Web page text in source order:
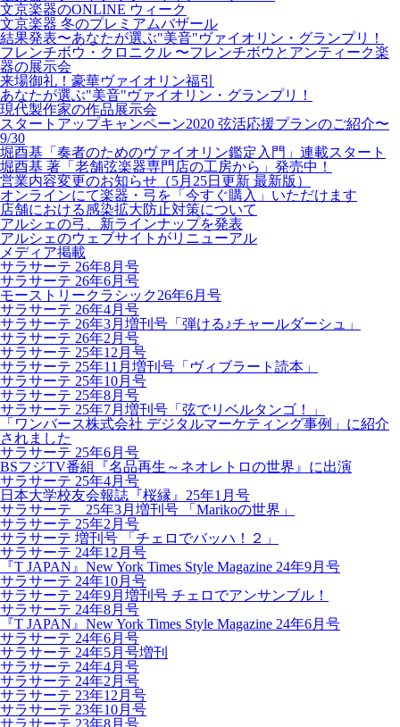
文京楽器のONLINE ウィーク
文京楽器 冬のプレミアムバザール
結果発表〜あなたが選ぶ"美音"ヴァイオリン・グランプリ！
フレンチボウ・クロニクル 〜フレンチボウとアンティーク楽
器の展示会
来場御礼！豪華ヴァイオリン福引
あなたが選ぶ"美音"ヴァイオリン・グランプリ！
現代製作家の作品展示会
スタートアップキャンペーン2020 弦活応援プランのご紹介〜
9/30
堀酉基「奏者のためのヴァイオリン鑑定入門」連載スタート
堀酉基 著「老舗弦楽器専門店の工房から」発売中！
営業内容変更のお知らせ（5月25日更新 最新版）
オンラインにて楽器・弓を「今すぐ購入」いただけます
店舗における感染拡大防止対策について
アルシェの弓、新ラインナップを発表
アルシェのウェブサイトがリニューアル
メディア掲載
サラサーテ 26年8月号
サラサーテ 26年6月号
モーストリークラシック26年6月号
サラサーテ 26年4月号
サラサーテ 26年3月増刊号「弾ける♪チャールダーシュ」
サラサーテ 26年2月号
サラサーテ 25年12月号
サラサーテ 25年11月増刊号「ヴィブラート読本」
サラサーテ 25年10月号
サラサーテ 25年8月号
サラサーテ 25年7月増刊号「弦でリベルタンゴ！」
「ワンバース株式会社 デジタルマーケティング事例」に紹介
されました
サラサーテ 25年6月号
BSフジTV番組『名品再生～ネオレトロの世界』に出演
サラサーテ 25年4月号
日本大学校友会報誌『桜縁』25年1月号
サラサーテ 25年3月増刊号 「Marikoの世界」
サラサーテ 25年2月号
サラサーテ 増刊号 「チェロでバッハ！２」
サラサーテ 24年12月号
『T JAPAN』New York Times Style Magazine 24年9月号
サラサーテ 24年10月号
サラサーテ 24年9月増刊号 チェロでアンサンブル！
サラサーテ 24年8月号
『T JAPAN』New York Times Style Magazine 24年6月号
サラサーテ 24年6月号
サラサーテ 24年5月号増刊
サラサーテ 24年4月号
サラサーテ 24年2月号
サラサーテ 23年12月号
サラサーテ 23年10月号
サラサーテ 23年8月号